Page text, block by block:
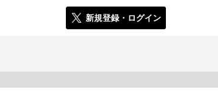
新規登録・ログイン